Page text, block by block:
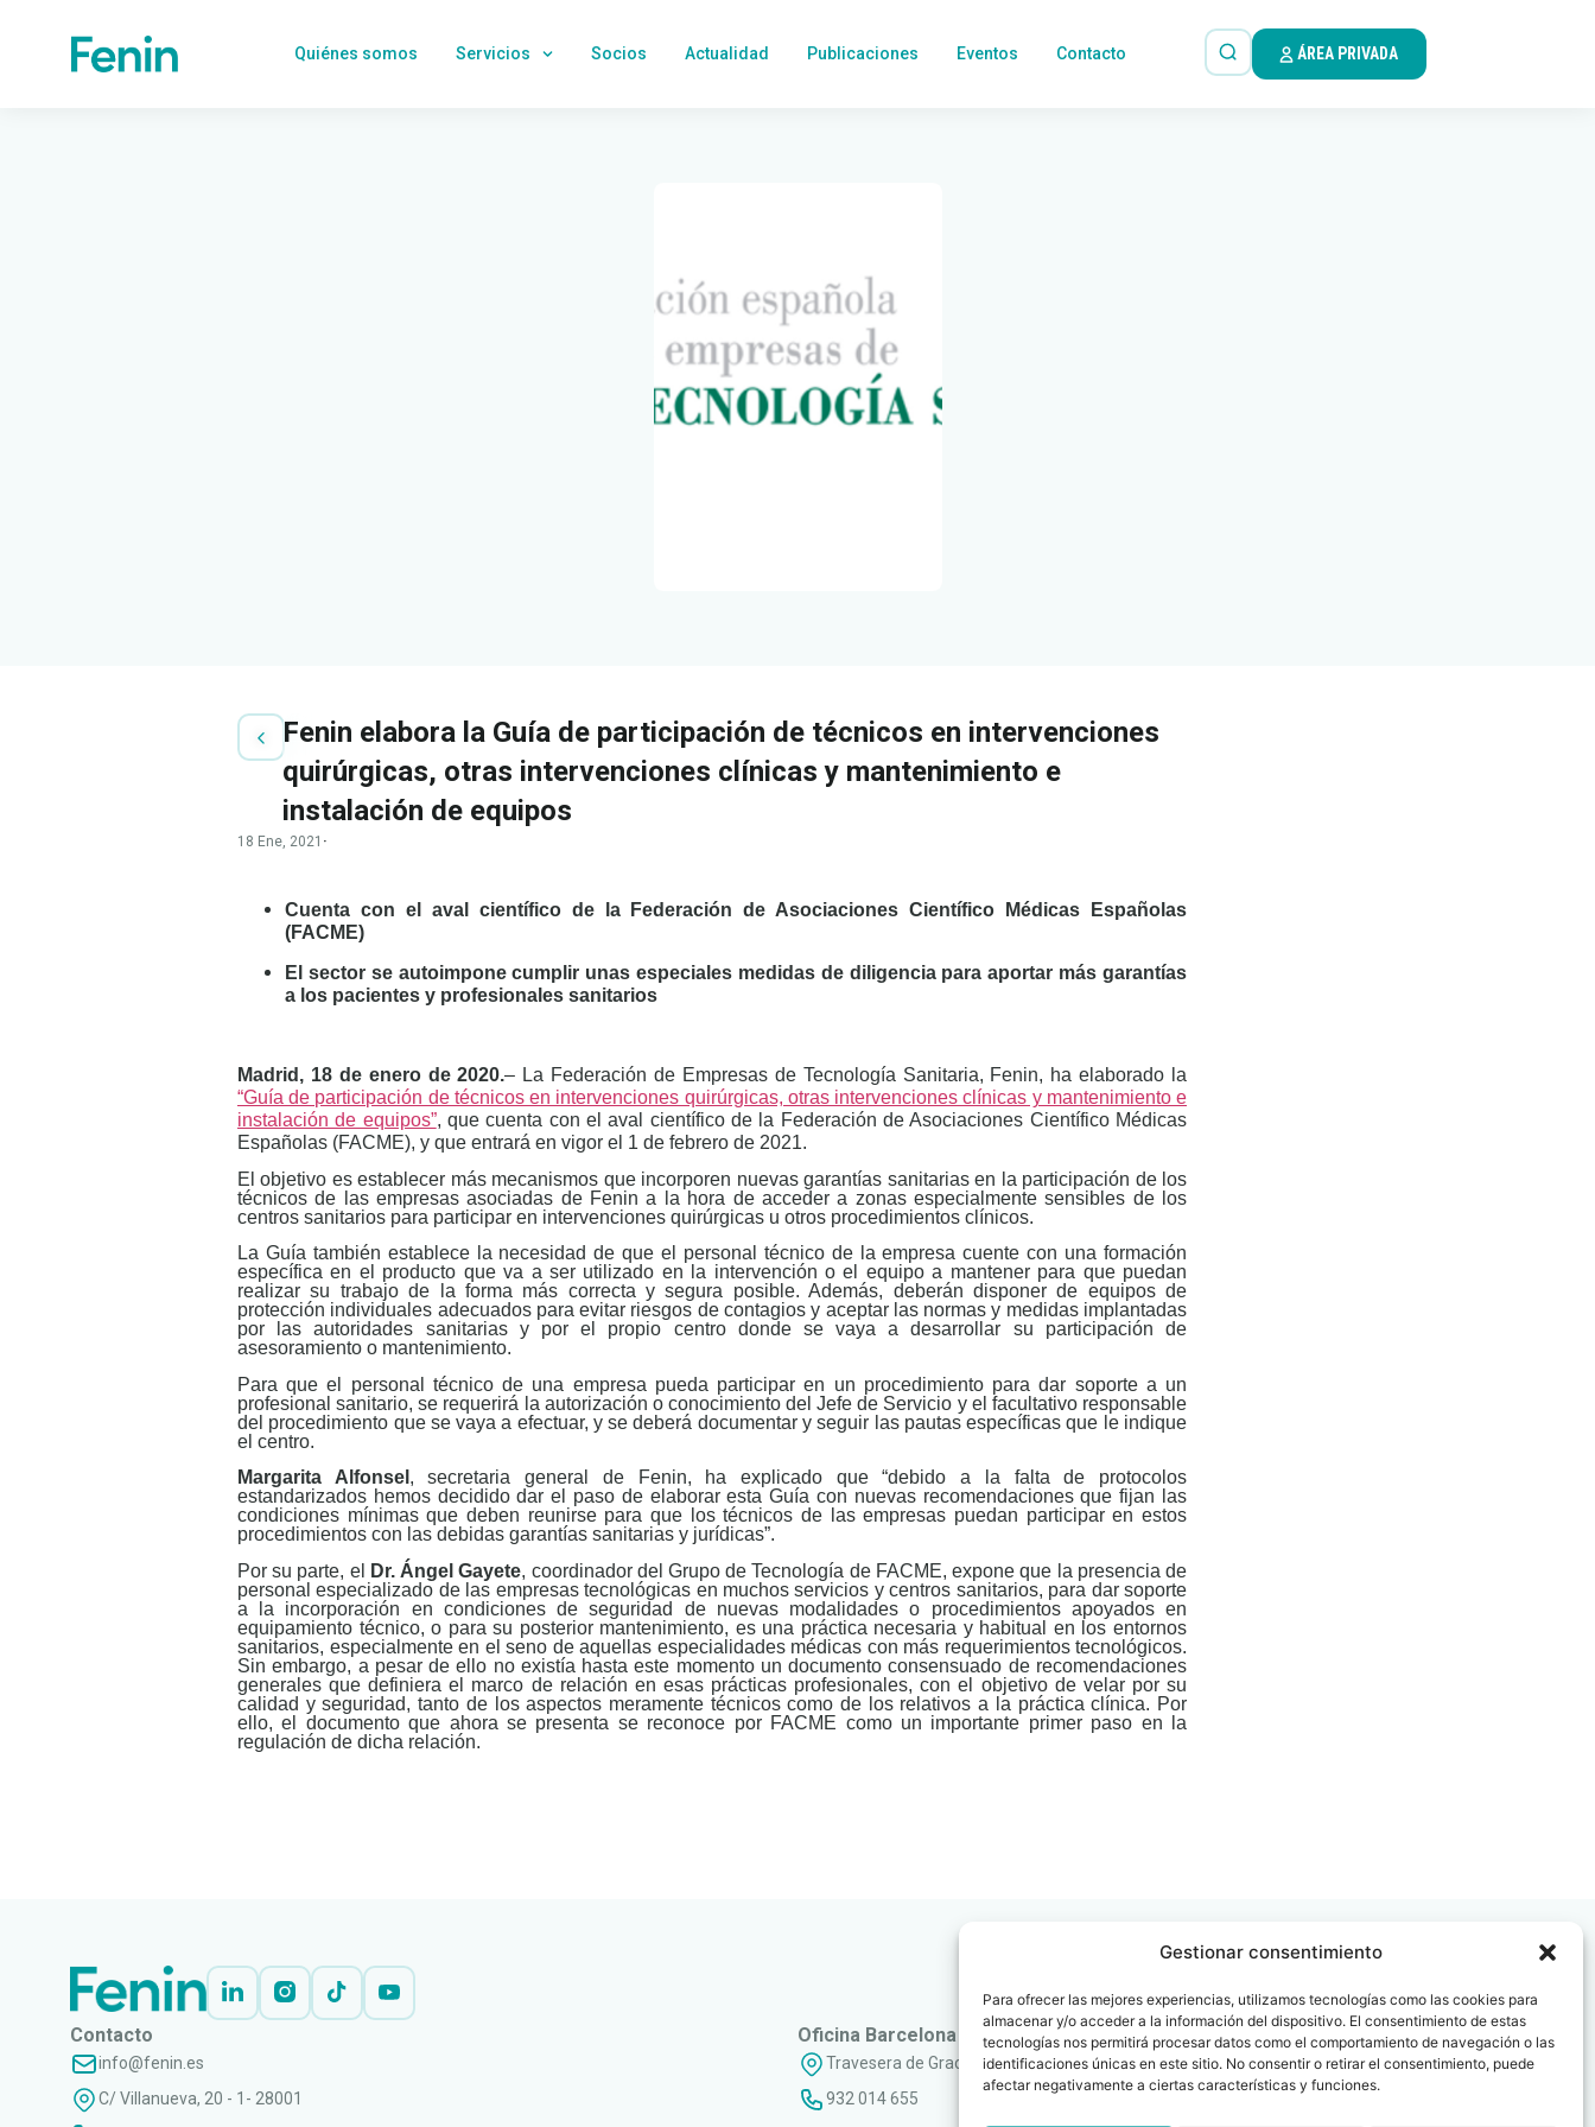
Gestionar consentimiento
Para ofrecer las mejores experiencias, utilizamos tecnologías como las cookies para
almacenar y/o acceder a la información del dispositivo. El consentimiento de estas
tecnologías nos permitirá procesar datos como el comportamiento de navegación o las
identificaciones únicas en este sitio. No consentir o retirar el consentimiento, puede
afectar negativamente a ciertas características y funciones.
Quiénes somos Servicios Socios Actualidad Publicaciones Eventos Contacto ÁREA PRIVADA
Fenin elabora la Guía de participación de técnicos en intervenciones
quirúrgicas, otras intervenciones clínicas y mantenimiento e
instalación de equipos
18 Ene, 2021 ·
Cuenta con el aval científico de la Federación de Asociaciones Científico Médicas Españolas
(FACME)
El sector se autoimpone cumplir unas especiales medidas de diligencia para aportar más garantías
a los pacientes y profesionales sanitarios
Madrid, 18 de enero de 2020.– La Federación de Empresas de Tecnología Sanitaria, Fenin, ha elaborado la
“Guía de participación de técnicos en intervenciones quirúrgicas, otras intervenciones clínicas y mantenimiento e
instalación de equipos”, que cuenta con el aval científico de la Federación de Asociaciones Científico Médicas
Españolas (FACME), y que entrará en vigor el 1 de febrero de 2021.
El objetivo es establecer más mecanismos que incorporen nuevas garantías sanitarias en la participación de los
técnicos de las empresas asociadas de Fenin a la hora de acceder a zonas especialmente sensibles de los
centros sanitarios para participar en intervenciones quirúrgicas u otros procedimientos clínicos.
La Guía también establece la necesidad de que el personal técnico de la empresa cuente con una formación
específica en el producto que va a ser utilizado en la intervención o el equipo a mantener para que puedan
realizar su trabajo de la forma más correcta y segura posible. Además, deberán disponer de equipos de
protección individuales adecuados para evitar riesgos de contagios y aceptar las normas y medidas implantadas
por las autoridades sanitarias y por el propio centro donde se vaya a desarrollar su participación de
asesoramiento o mantenimiento.
Para que el personal técnico de una empresa pueda participar en un procedimiento para dar soporte a un
profesional sanitario, se requerirá la autorización o conocimiento del Jefe de Servicio y el facultativo responsable
del procedimiento que se vaya a efectuar, y se deberá documentar y seguir las pautas especí­ficas que le indique
el centro.
Margarita Alfonsel , secretaria general de Fenin, ha explicado que “debido a la falta de protocolos
estandarizados hemos decidido dar el paso de elaborar esta Guía con nuevas recomendaciones que fijan las
condiciones mínimas que deben reunirse para que los técnicos de las empresas puedan participar en estos
procedimientos con las debidas garantías sanitarias y jurídicas”.
Por su parte, el
Dr. Ángel Gayete, coordinador del Grupo de Tecnología de FACME, expone que la presencia de
personal especializado de las empresas tecnológicas en muchos servicios y centros sanitarios, para dar soporte
a la incorporación en condiciones de seguridad de nuevas modalidades o procedimientos apoyados en
equipamiento técnico, o para su posterior mantenimiento, es una práctica necesaria y habitual en los entornos
sanitarios, especialmente en el seno de aquellas especialidades médicas con más requerimientos tecnológicos.
Sin embargo, a pesar de ello no existía hasta este momento un documento consensuado de recomendaciones
generales que definiera el marco de relación en esas prácticas profesionales, con el objetivo de velar por su
calidad y seguridad, tanto de los aspectos meramente técnicos como de los relativos a la práctica clínica. Por
ello, el documento que ahora se presenta se reconoce por FACME como un importante primer paso en la
regulación de dicha relación.
Contacto
info@fenin.es
C/ Villanueva, 20 - 1- 28001
Oficina Barcelona
Travesera de Gracia, 56 - 1º, 3ª 08006
932 014 655